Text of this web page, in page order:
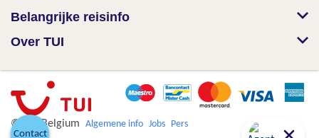
Belangrijke reisinfo
Over TUI
© TUI Belgium Algemene info Jobs Pers
Contact